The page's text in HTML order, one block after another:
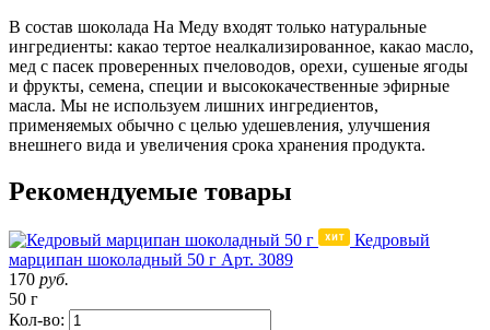
В состав шоколада На Меду входят только натуральные
ингредиенты: какао тертое неалкализированное, какао масло,
мед с пасек проверенных пчеловодов, орехи, сушеные ягоды
и фрукты, семена, специи и высококачественные эфирные
масла. Мы не используем лишних ингредиентов,
применяемых обычно с целью удешевления, улучшения
внешнего вида и увеличения срока хранения продукта.
Рекомендуемые товары
Кедровый
марципан шоколадный 50 г Арт. 3089
170 руб.
50 г
Кол-во: